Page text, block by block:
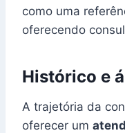
como uma
oferecendo
Histórico e
A trajetória da
oferecer um